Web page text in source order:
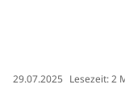
29.07.2025 Lesezeit: 2